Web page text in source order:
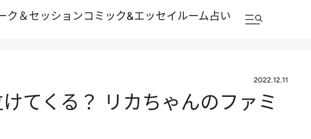
ク＆セッションコミック&エッセイルーム占い
2022.12.11
てくる？ リカちゃんのファミ